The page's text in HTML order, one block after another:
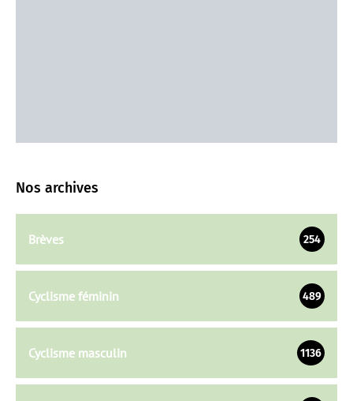
Nos archives
Brèves 254
Cyclisme féminin 489
Cyclisme masculin 1136